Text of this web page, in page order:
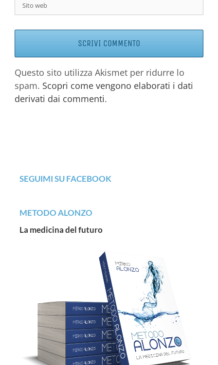
Questo sito utilizza Akismet per ridurre lo
spam. Scopri come vengono elaborati i dati
derivati dai commenti.
SEGUIMI SU FACEBOOK
METODO ALONZO
La medicina del futuro